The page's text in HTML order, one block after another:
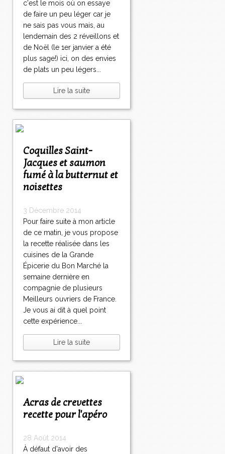
c'est le mois où on essaye
de faire un peu léger car je
ne sais pas vous mais, au
lendemain des 2 réveillons et
de Noël (le 1er janvier a été
plus sage!) ici, on des envies
de plats un peu légers...
Lire la suite
Coquilles Saint-
Jacques et saumon
fumé à la butternut et
noisettes
3 Décembre 2014
Pour faire suite à mon article
de ce matin, je vous propose
la recette réalisée dans les
cuisines de la Grande
Épicerie du Bon Marché la
semaine dernière en
compagnie de plusieurs
Meilleurs ouvriers de France.
Je vous ai dit à quel point
cette expérience...
Lire la suite
Acras de crevettes
recette pour l'apéro
28 Août 2014
À défaut d'avoir des